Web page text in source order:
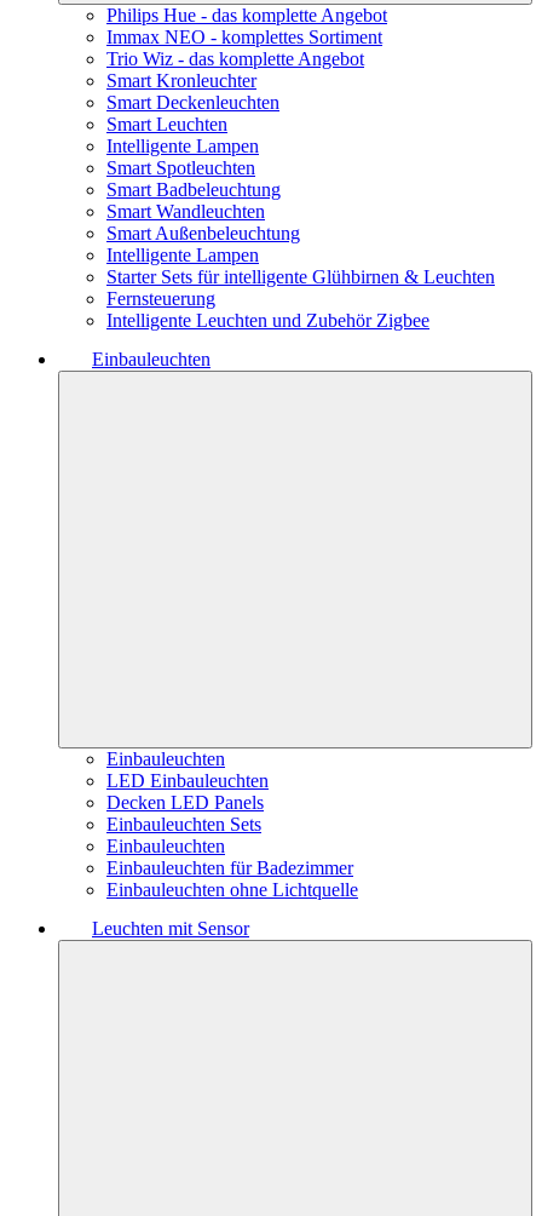
Philips Hue - das komplette Angebot
Immax NEO - komplettes Sortiment
Trio Wiz - das komplette Angebot
Smart Kronleuchter
Smart Deckenleuchten
Smart Leuchten
Intelligente Lampen
Smart Spotleuchten
Smart Badbeleuchtung
Smart Wandleuchten
Smart Außenbeleuchtung
Intelligente Lampen
Starter Sets für intelligente Glühbirnen & Leuchten
Fernsteuerung
Intelligente Leuchten und Zubehör Zigbee
Einbauleuchten
Einbauleuchten
LED Einbauleuchten
Decken LED Panels
Einbauleuchten Sets
Einbauleuchten
Einbauleuchten für Badezimmer
Einbauleuchten ohne Lichtquelle
Leuchten mit Sensor